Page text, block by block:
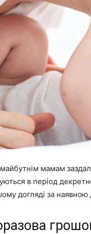
мамам
в період
догляді за